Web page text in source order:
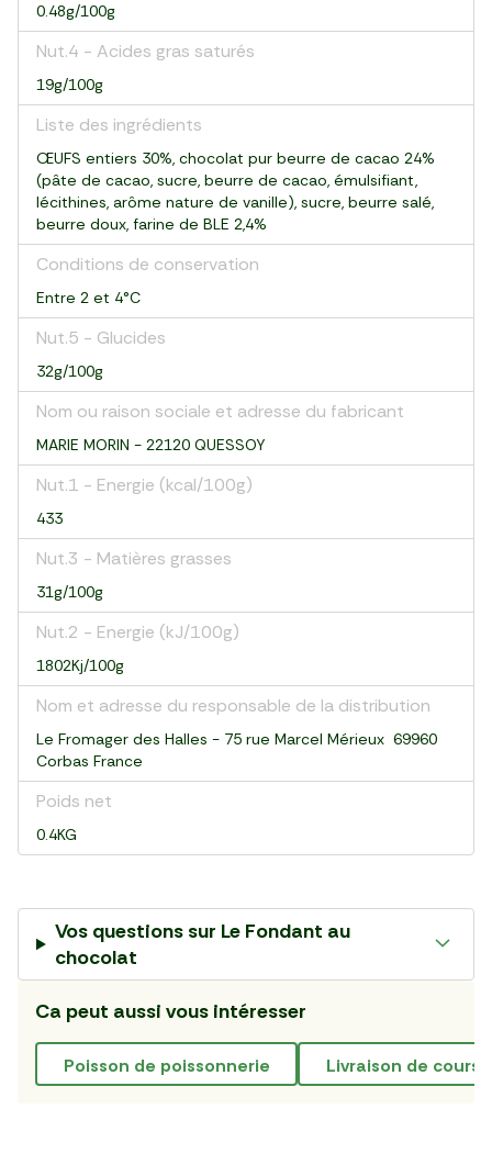
0.48g/100g
Nut.4 - Acides gras saturés
19g/100g
Liste des ingrédients
ŒUFS entiers 30%, chocolat pur beurre de cacao 24%
(pâte de cacao, sucre, beurre de cacao, émulsifiant,
lécithines, arôme nature de vanille), sucre, beurre salé,
beurre doux, farine de BLE 2,4%
Conditions de conservation
Entre 2 et 4°C
Nut.5 - Glucides
32g/100g
Nom ou raison sociale et adresse du fabricant
MARIE MORIN - 22120 QUESSOY
Nut.1 - Energie (kcal/100g)
433
Nut.3 - Matières grasses
31g/100g
Nut.2 - Energie (kJ/100g)
1802Kj/100g
Nom et adresse du responsable de la distribution
Le Fromager des Halles - 75 rue Marcel Mérieux 69960
Corbas France
Poids net
0.4KG
Vos questions sur Le Fondant au
chocolat
Ca peut aussi vous intéresser
poisson de poissonnerie livraison de